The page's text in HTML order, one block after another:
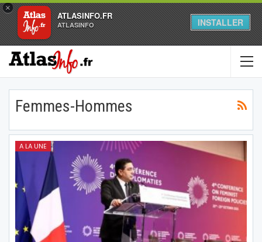
×
ATLASINFO.FR
ATLASINFO INSTALLER
Femmes-Hommes
A LA UNE